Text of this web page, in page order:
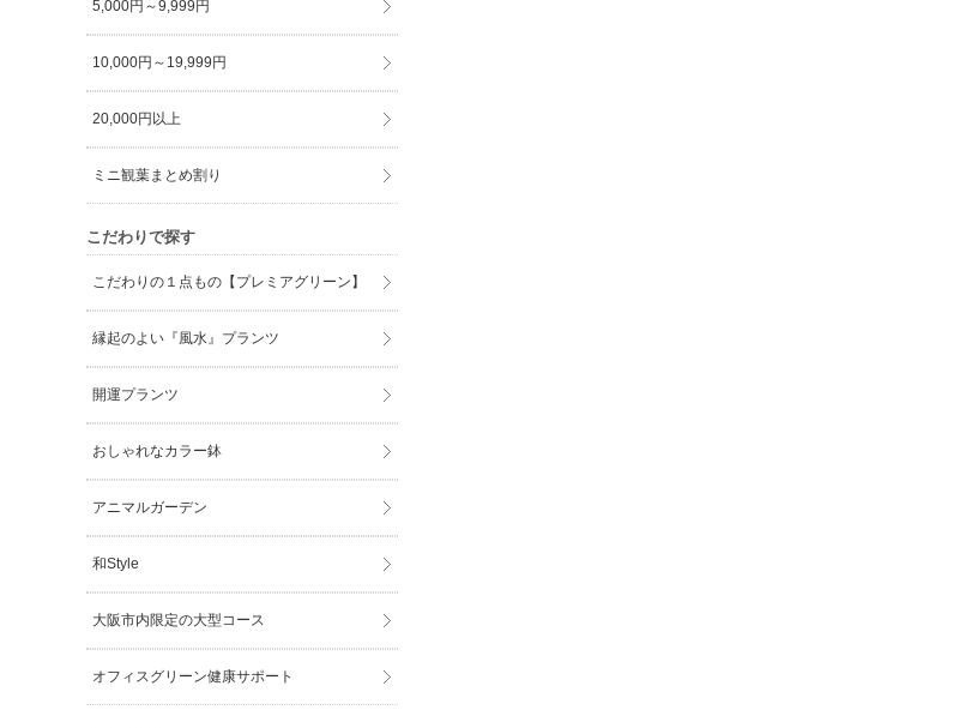
5,000円～9,999円
10,000円～19,999円
20,000円以上
ミニ観葉まとめ割り
こだわりで探す
こだわりの１点もの【プレミアグリーン】
縁起のよい『風水』プランツ
開運プランツ
おしゃれなカラー鉢
アニマルガーデン
和Style
大阪市内限定の大型コース
オフィスグリーン健康サポート